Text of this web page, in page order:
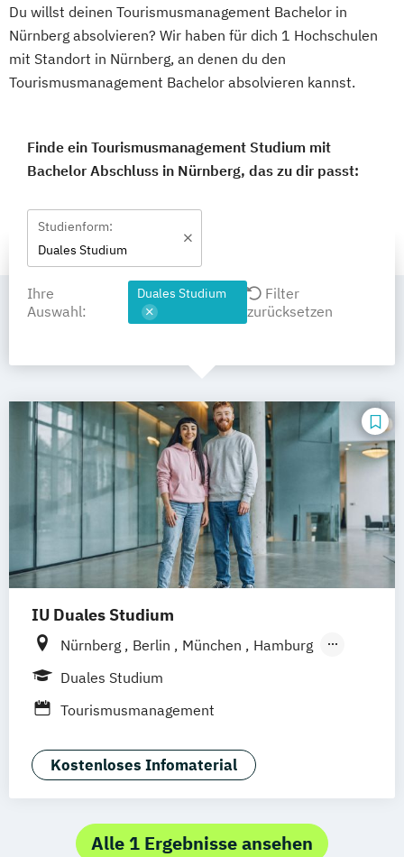
Du willst deinen Tourismusmanagement Bachelor in
Nürnberg absolvieren? Wir haben für dich 1 Hochschulen
mit Standort in Nürnberg, an denen du den
Tourismusmanagement Bachelor absolvieren kannst.
Finde ein Tourismusmanagement Studium mit
Bachelor Abschluss in Nürnberg, das zu dir passt:
Studienform:
Duales Studium
Ihre
Auswahl:
Duales Studium
Filter
zurücksetzen
IU Duales Studium
Nürnberg Berlin München
Hamburg
Frankfurt am Main
Leipzig Online-Campus
Bielefeld Braunschweig Dresden
Duisburg Karlsruhe Köln
Mainz
Münster Stuttgart Aachen
deutschlandweit Bonn
Duales Studium
Tourismusmanagement
Kostenloses Infomaterial
Alle 1 Ergebnisse ansehen